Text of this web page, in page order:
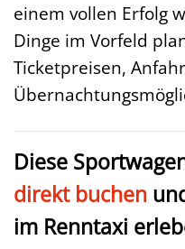
einem vollen Erfolg
Dinge im Vorfeld
Ticketpreisen,
Diese
direkt buchen
im Renntaxi